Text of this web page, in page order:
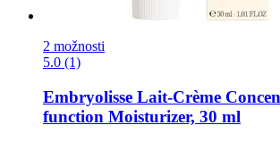
2 možnosti
5.0 (1)
Embryolisse Lait-​Crème
function Moisturizer, 30 ml